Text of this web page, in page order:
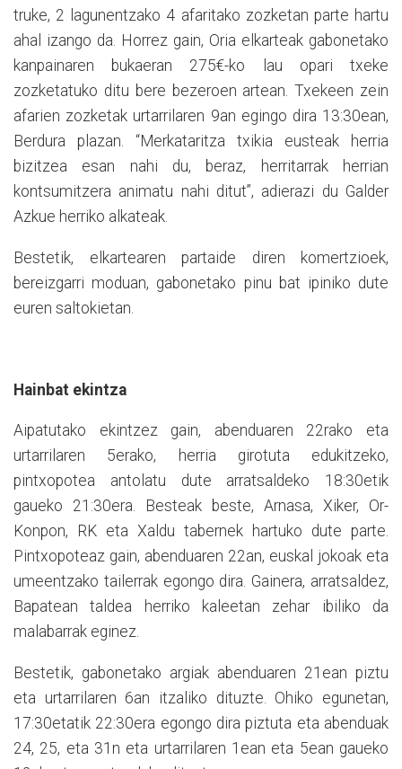
truke, 2 lagunentzako 4 afaritako zozketan parte hartu
ahal izango da. Horrez gain, Oria elkarteak gabonetako
kanpainaren bukaeran 275€-ko lau opari txeke
zozketatuko ditu bere bezeroen artean. Txekeen zein
afarien zozketak urtarrilaren 9an egingo dira 13:30ean,
Berdura plazan. “Merkataritza txikia eusteak herria
bizitzea esan nahi du, beraz, herritarrak herrian
kontsumitzera animatu nahi ditut”, adierazi du Galder
Azkue herriko alkateak.
Bestetik, elkartearen partaide diren komertzioek,
bereizgarri moduan, gabonetako pinu bat ipiniko dute
euren saltokietan.
Hainbat ekintza
Aipatutako ekintzez gain, abenduaren 22rako eta
urtarrilaren 5erako, herria girotuta edukitzeko,
pintxopotea antolatu dute arratsaldeko 18:30etik
gaueko 21:30era. Besteak beste, Arnasa, Xiker, Or-
Konpon, RK eta Xaldu tabernek hartuko dute parte.
Pintxopoteaz gain, abenduaren 22an, euskal jokoak eta
umeentzako tailerrak egongo dira. Gainera, arratsaldez,
Bapatean taldea herriko kaleetan zehar ibiliko da
malabarrak eginez.
Bestetik, gabonetako argiak abenduaren 21ean piztu
eta urtarrilaren 6an itzaliko dituzte. Ohiko egunetan,
17:30etatik 22:30era egongo dira piztuta eta abenduak
24, 25, eta 31n eta urtarrilaren 1ean eta 5ean gaueko